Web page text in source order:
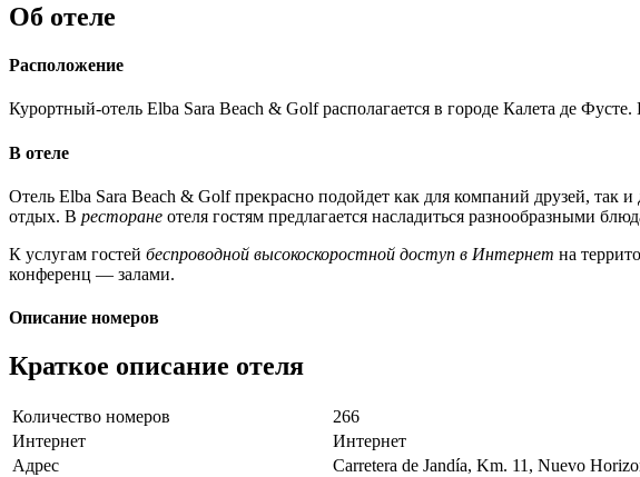
Об отеле
Расположение
Курортный-отель Elba Sara Beach & Golf располагается в городе Калета де
В отеле
Отель Elba Sara Beach & Golf прекрасно подойдет как для компаний друзей,
отдых. В ресторане отеля гостям предлагается насладиться разнообразными
К услугам гостей беспроводной высокоскоростной доступ в Интернет на
конференц — залами.
Описание номеров
Краткое описание отеля
Количество номеров
266
Интернет
Интернет
Адрес
Carretera de Jandía, Km. 11, Nuevo